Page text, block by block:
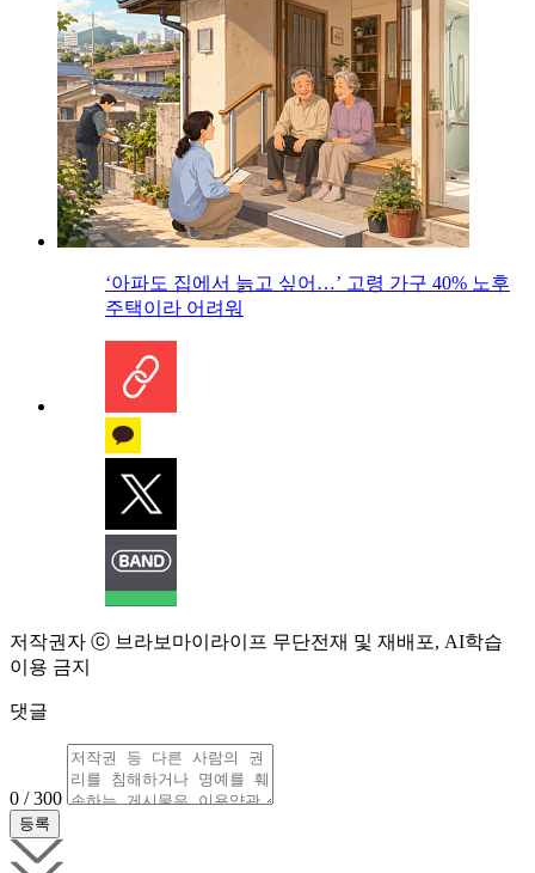
‘아파도 집에서 늙고 싶어…’ 고령 가구 40% 노후
주택이라 어려워
저작권자 ⓒ 브라보마이라이프 무단전재 및 재배포, AI학습
이용 금지
댓글
0 / 300